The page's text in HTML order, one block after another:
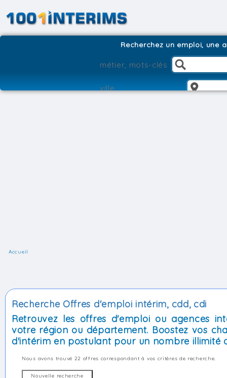
Recherchez un emploi, une
Accueil
Recherche Offres d'emploi intérim, cdd, cdi
Retrouvez les offres d'emploi ou agences
votre région ou département. Boostez vos
d'intérim en postulant pour un nombre illimité
Nous avons trouvé 22 offres correspondant à vos critères de recherche.